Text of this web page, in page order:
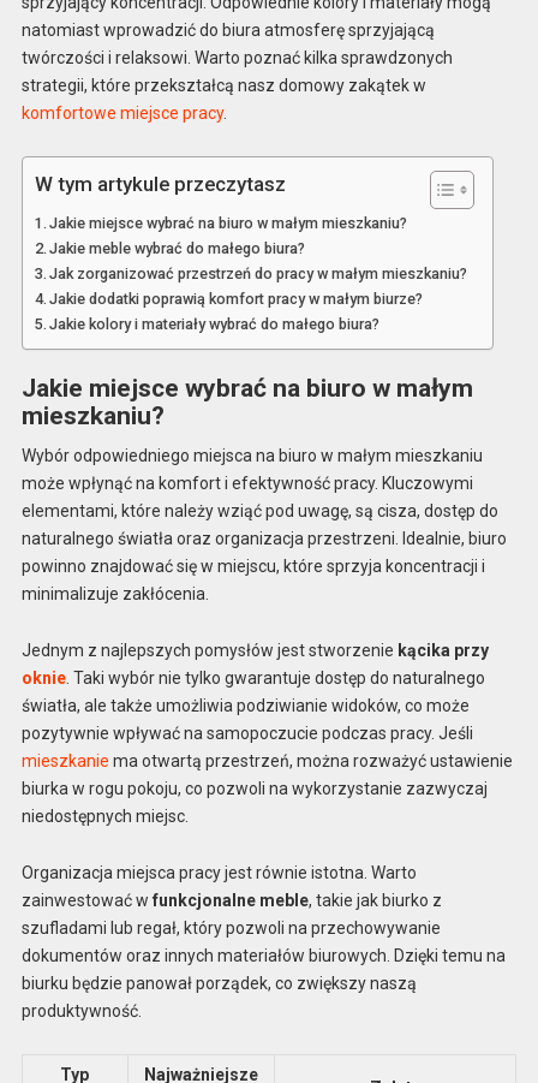
natomiast wprowadzić do biura atmosferę sprzyjającą
twórczości i relaksowi. Warto poznać kilka sprawdzonych
strategii, które przekształcą nasz domowy zakątek w
komfortowe miejsce pracy.
W tym artykule przeczytasz
Jakie miejsce wybrać na biuro w małym mieszkaniu?
Jakie meble wybrać do małego biura?
Jak zorganizować przestrzeń do pracy w małym mieszkaniu?
Jakie dodatki poprawią komfort pracy w małym biurze?
Jakie kolory i materiały wybrać do małego biura?
Jakie miejsce wybrać na biuro w małym
mieszkaniu?
Wybór odpowiedniego miejsca na biuro w małym mieszkaniu
może wpłynąć na komfort i efektywność pracy. Kluczowymi
elementami, które należy wziąć pod uwagę, są cisza, dostęp do
naturalnego światła oraz organizacja przestrzeni. Idealnie, biuro
powinno znajdować się w miejscu, które sprzyja koncentracji i
minimalizuje zakłócenia.
Jednym z najlepszych pomysłów jest stworzenie kącika przy
oknie. Taki wybór nie tylko gwarantuje dostęp do naturalnego
światła, ale także umożliwia podziwianie widoków, co może
pozytywnie wpływać na samopoczucie podczas pracy. Jeśli
mieszkanie ma otwartą przestrzeń, można rozważyć ustawienie
biurka w rogu pokoju, co pozwoli na wykorzystanie zazwyczaj
niedostępnych miejsc.
Organizacja miejsca pracy jest równie istotna. Warto
zainwestować w funkcjonalne meble, takie jak biurko z
szufladami lub regał, który pozwoli na przechowywanie
dokumentów oraz innych materiałów biurowych. Dzięki temu na
biurku będzie panował porządek, co zwiększy naszą
produktywność.
Typ
Najważniejsze